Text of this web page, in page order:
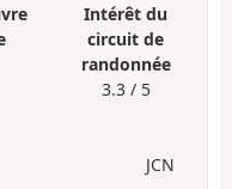
Intérêt du
circuit de
randonnée
3.3 / 5
JCN